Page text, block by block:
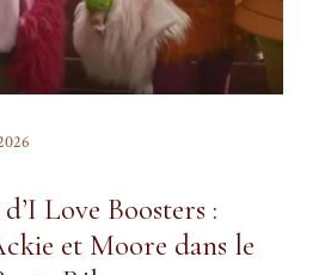
Love Boosters :
et Moore dans le